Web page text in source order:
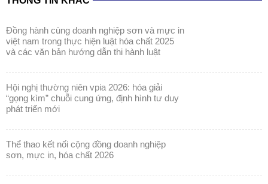
đồng hành cùng doanh nghiệp sơn và mực in
việt nam trong thực hiện luật hóa chất 2025
và các văn bản hướng dẫn thi hành luật
hội nghị thường niên vpia 2026: hóa giải
“gọng kìm” chuỗi cung ứng, định hình tư duy
phát triển mới
thể thao kết nối cộng đồng doanh nghiệp
sơn, mực in, hóa chất 2026